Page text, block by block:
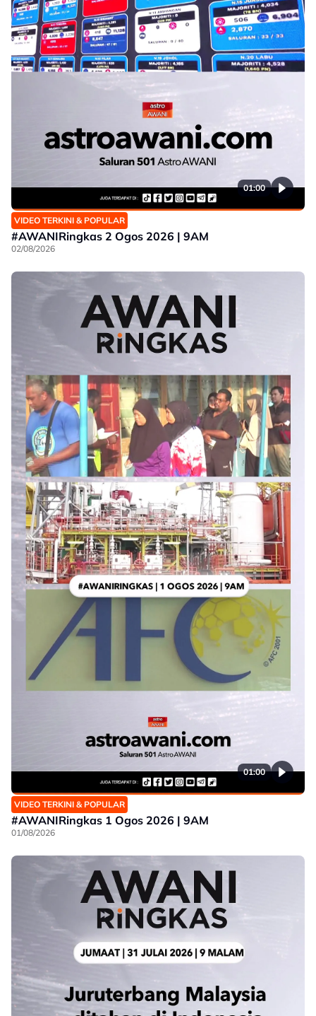
01:00
VIDEO TERKINI & POPULAR
#AWANIRingkas 2 Ogos 2026 | 9AM
02/08/2026
01:00
VIDEO TERKINI & POPULAR
#AWANIRingkas 1 Ogos 2026 | 9AM
01/08/2026